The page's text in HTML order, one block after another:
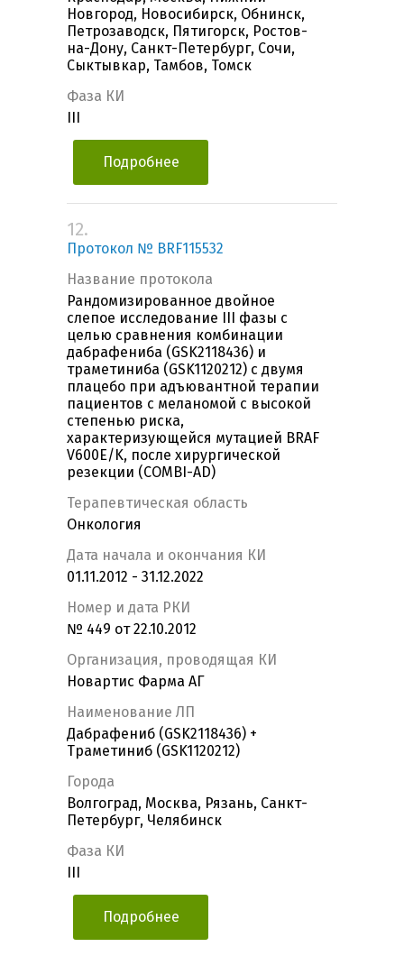
Новгород, Новосибирск, Обнинск,
Петрозаводск, Пятигорск, Ростов-
на-Дону, Санкт-Петербург, Сочи,
Сыктывкар, Тамбов, Томск
Фаза КИ
Подробнее
12.
Протокол № BRF115532
Название протокола
Рандомизированное двойное
слепое исследование III фазы с
целью сравнения комбинации
дабрафениба (GSK2118436) и
траметиниба (GSK1120212) с двумя
плацебо при адъювантной терапии
пациентов с меланомой с высокой
степенью риска,
характеризующейся мутацией BRAF
V600E/K, после хирургической
резекции (COMBI-AD)
Терапевтическая область
Онкология
Дата начала и окончания КИ
01.11.2012 - 31.12.2022
Номер и дата РКИ
№ 449 от 22.10.2012
Организация, проводящая КИ
Новартис Фарма АГ
Наименование ЛП
Дабрафениб (GSK2118436) +
Траметиниб (GSK1120212)
Города
Волгоград, Москва, Рязань, Санкт-
Петербург, Челябинск
Фаза КИ
Подробнее